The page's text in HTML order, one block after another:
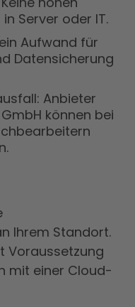
Server oder IT.
Aufwand für
Datensicherung
Anbieter
können bei
Ihrem Standort.
Voraussetzung
mit einer Cloud-